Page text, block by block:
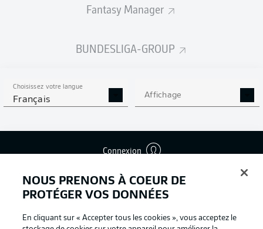
Fantasy Manager
BUNDESLIGA-GROUP
Choisissez votre langue
Français Affichage
Connexion
NOUS PRENONS À COEUR DE
PROTÉGER VOS DONNÉES
En cliquant sur « Accepter tous les cookies », vous acceptez le